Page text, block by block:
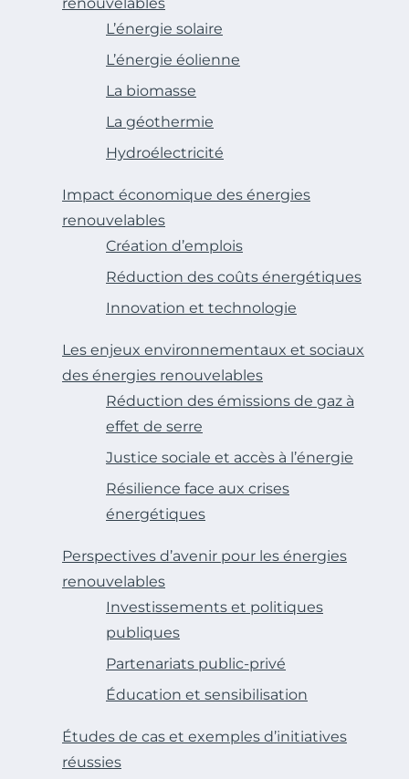
L’énergie solaire
L’énergie éolienne
La biomasse
La géothermie
Hydroélectricité
Impact économique des énergies
renouvelables
Création d’emplois
Réduction des coûts énergétiques
Innovation et technologie
Les enjeux environnementaux et sociaux
des énergies renouvelables
Réduction des émissions de gaz à
effet de serre
Justice sociale et accès à l’énergie
Résilience face aux crises
énergétiques
Perspectives d’avenir pour les énergies
renouvelables
Investissements et politiques
publiques
Partenariats public-privé
Éducation et sensibilisation
Études de cas et exemples d’initiatives
réussies